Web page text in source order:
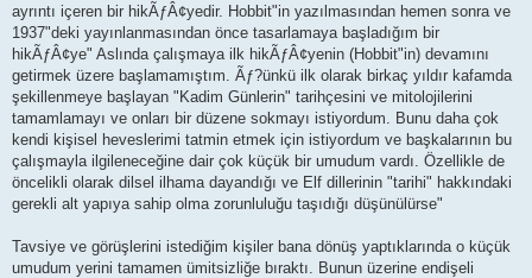
ayrıntı içeren bir hikÃƒÂ¢yedir. Hobbit"in yazılmasından hemen sonra ve
1937"deki yayınlanmasından önce tasarlamaya başladığım bir
hikÃƒÂ¢ye" Aslında çalışmaya ilk hikÃƒÂ¢yenin (Hobbit"in) devamını
getirmek üzere başlamamıştım. Ãƒ?ünkü ilk olarak birkaç yıldır kafamda
şekillenmeye başlayan "Kadim Günlerin" tarihçesini ve mitolojilerini
tamamlamayı ve onları bir düzene sokmayı istiyordum. Bunu daha çok
kendi kişisel heveslerimi tatmin etmek için istiyordum ve başkalarının bu
çalışmayla ilgileneceğine dair çok küçük bir umudum vardı. Özellikle de
öncelikli olarak dilsel ilhama dayandığı ve Elf dillerinin "tarihi" hakkındaki
gerekli alt yapıya sahip olma zorunluluğu taşıdığı düşünülürse"
Tavsiye ve görüşlerini istediğim kişiler bana dönüş yaptıklarında o küçük
umudum yerini tamamen ümitsizliğe bıraktı. Bunun üzerine endişeli